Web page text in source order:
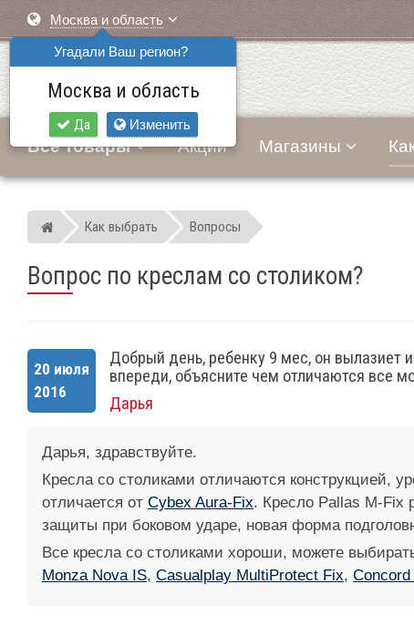
Москва и область
Угадали Ваш регион?
Москва и область
Да Изменить
Все товары Акции Магазины
Мир детских автокресел
Как выбрать Вопросы
Вопрос по креслам со столиком?
20 июля
2016
Добрый день, ребенку 9 мес, он вылазиет
впереди, объясните чем отличаются все
Дарья
Дарья, здравствуйте.
Кресла со столиками отличаются конструкцией,
отличается от Cybex Aura-Fix. Кресло Pallas M-Fix
защиты при боковом ударе, новая форма
Все кресла со столиками хороши, можете
Monza Nova IS, Casualplay MultiProtect Fix,